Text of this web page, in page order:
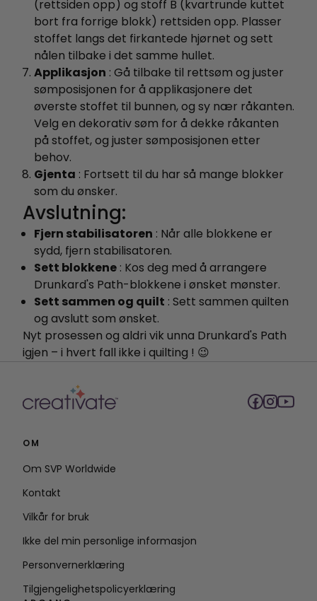
(rettsiden opp) og stoff B (kvartrunde kuttet
bort fra forrige blokk) rettsiden opp. Plasser
stoffet langs det firkantede hjørnet og sett
nålen tilbake i det samme hullet.
Applikasjon : Gå tilbake til rettsøm og juster
sømposisjonen for å applikasjonere det
øverste stoffet til bunnen, og sy nær råkanten.
Velg en dekorativ søm for å dekke råkanten
på stoffet, og juster sømposisjonen etter
behov.
Gjenta : Fortsett til du har så mange blokker
som du ønsker.
Avslutning:
Fjern stabilisatoren : Når alle blokkene er
sydd, fjern stabilisatoren.
Sett blokkene : Kos deg med å arrangere
Drunkard's Path-blokkene i ønsket mønster.
Sett sammen og quilt : Sett sammen quilten
og avslutt som ønsket.
Nyt prosessen og aldri vik unna Drunkard's Path
igjen – i hvert fall ikke i quilting ! 😉
OM
Om SVP Worldwide
Kontakt
Vilkår for bruk
Ikke del min personlige informasjon
Personvernerklæring
Tilgjengelighetspolicyerklæring